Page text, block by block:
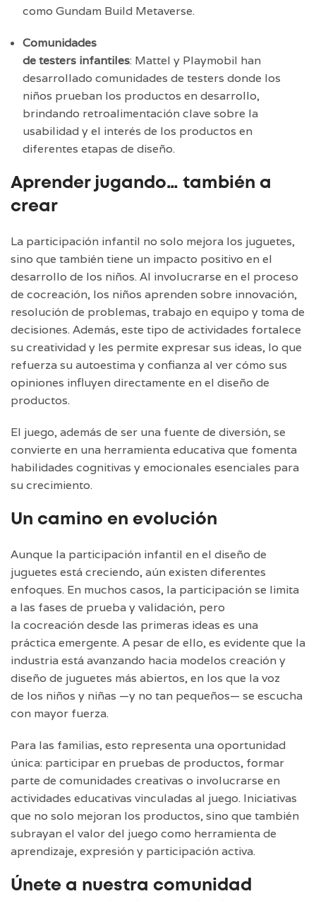
como Gundam Build Metaverse.
Comunidades
de testers infantiles: Mattel y Playmobil han
desarrollado comunidades de testers donde los
niños prueban los productos en desarrollo,
brindando retroalimentación clave sobre la
usabilidad y el interés de los productos en
diferentes etapas de diseño.
Aprender jugando… también a
crear
La participación infantil no solo mejora los juguetes,
sino que también tiene un impacto positivo en el
desarrollo de los niños. Al involucrarse en el proceso
de cocreación, los niños aprenden sobre innovación,
resolución de problemas, trabajo en equipo y toma de
decisiones. Además, este tipo de actividades fortalece
su creatividad y les permite expresar sus ideas, lo que
refuerza su autoestima y confianza al ver cómo sus
opiniones influyen directamente en el diseño de
productos.
El juego, además de ser una fuente de diversión, se
convierte en una herramienta educativa que fomenta
habilidades cognitivas y emocionales esenciales para
su crecimiento.
Un camino en evolución
Aunque la participación infantil en el diseño de
juguetes está creciendo, aún existen diferentes
enfoques. En muchos casos, la participación se limita
a las fases de prueba y validación, pero
la cocreación desde las primeras ideas es una
práctica emergente. A pesar de ello, es evidente que la
industria está avanzando hacia modelos creación y
diseño de juguetes más abiertos, en los que la voz
de los niños y niñas —y no tan pequeños— se escucha
con mayor fuerza.
Para las familias, esto representa una oportunidad
única: participar en pruebas de productos, formar
parte de comunidades creativas o involucrarse en
actividades educativas vinculadas al juego. Iniciativas
que no solo mejoran los productos, sino que también
subrayan el valor del juego como herramienta de
aprendizaje, expresión y participación activa.
Únete a nuestra comunidad